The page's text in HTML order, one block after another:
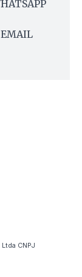
EMAIL
CNPJ